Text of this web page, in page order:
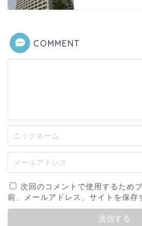
COMMENT
次回のコメントで使用するため
前、メールアドレス、サイトを保存